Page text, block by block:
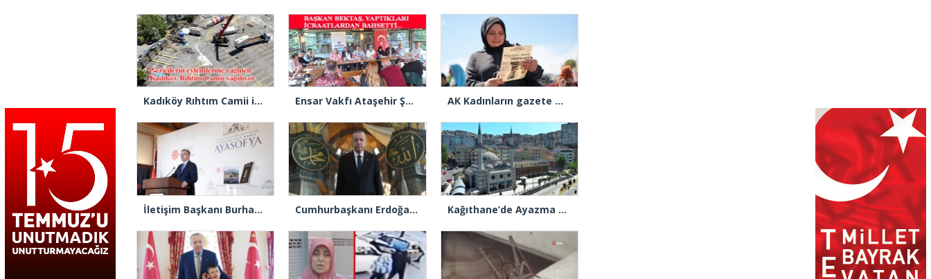
Kadıköy Rıhtım Camii için ilk kazık vuruldu Ensar Vakfı Ataşehir Şube Başkanı Bektaş, “Bizde yardım kelimesi yok, bizde paylaşmak ve hediyeleşmek var” AK Kadınların gazete manşeti: “Müjdeler olsun, Ayasofya açıldı”
İletişim Başkanı Burhanettin Duran: “Ayasofya’nın ibadete açılması adeta bir Kızılelma’ydı” Cumhurbaşkanı Erdoğan: “Ayasofya’nın dirilişi mübarek olsun” Kağıthane’de Ayazma Camii ve Külliyesi açılış için gün sayıyor